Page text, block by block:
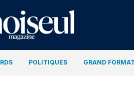
POLITIQUES GRAND FORMAT